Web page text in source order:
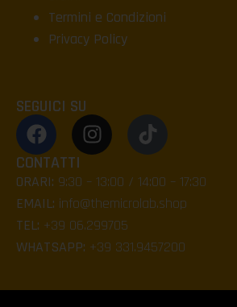
Termini e Condizioni
Privacy Policy
SEGUICI SU
CONTATTI
ORARI: 9:30 – 13:00 / 14:00 – 17:30
EMAIL: info@themicrolab.shop
TEL: +39 06.299705
WHATSAPP: +39 331.9457200